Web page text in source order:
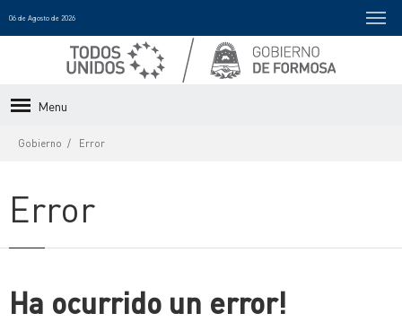
06 de Agosto de 2026
Menu
Gobierno Error
Error
Ha ocurrido un error!